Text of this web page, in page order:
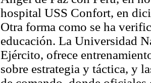
hospital USS Confort, en
Otra forma como se ha
educación. La Universidad
Ejército, ofrece
sobre estrategia y táctica, y